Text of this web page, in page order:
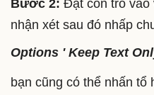
Bước 2: Đặt con trỏ vào
nhận xét sau đó nhấp
Options ' Keep Text
bạn cũng có thể nhấn tổ